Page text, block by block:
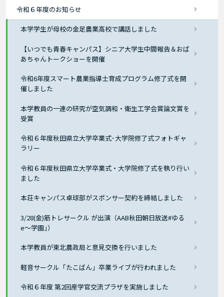
令和６年度のお知らせ
本学学生が母校の金足農業高校で講話しました
【いつでも青春キャンパス】シニア大学生中間報告＆おば
あちゃんトークショーを開催
令和6年度スマート農業指導士育成プログラム修了式を開
催しました
本学教員の一連の研究が空気調和・衛生工学会賞論文賞を
受賞
令和６年度秋田県立大学卒業式･大学院修了式フォトギャ
ラリー
令和６年度秋田県立大学卒業式・大学院修了式を執り行い
ました
本荘キャンパス卓球部がスポンサー契約を締結しました
3/28(金)筋トレサークル が出演（AAB秋田朝日放送#ゆる
e〜学園｣）
本学教員が東北農政局と意見交換を行いました
軽音サークル「たこばん」卒業ライブが行われました
令和６年度 第2回産学官交流プラザを実施しました